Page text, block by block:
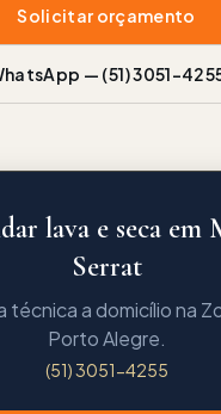
Solicitar orçamento
— (51) 3051-
lava e seca em
Serrat
técnica a domicílio na
Porto Alegre.
(51) 3051-4255